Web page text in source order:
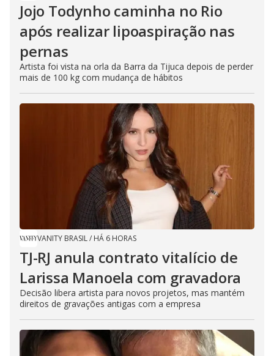
Jojo Todynho caminha no Rio
após realizar lipoaspiração nas
pernas
Artista foi vista na orla da Barra da Tijuca depois de perder
mais de 100 kg com mudança de hábitos
VANITY BRASIL/ HÁ 6 HORAS
TJ-RJ anula contrato vitalício de
Larissa Manoela com gravadora
Decisão libera artista para novos projetos, mas mantém
direitos de gravações antigas com a empresa